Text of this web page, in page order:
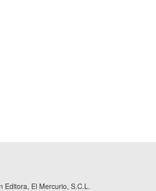
Editora, El Mercurio, S.C.L.